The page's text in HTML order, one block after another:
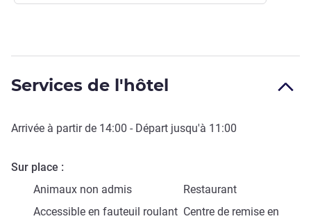
Services de l'hôtel
Arrivée à partir de 14:00 - Départ jusqu'à 11:00
Sur place
Animaux non admis
Restaurant
Accessible en fauteuil roulant Centre de remise en